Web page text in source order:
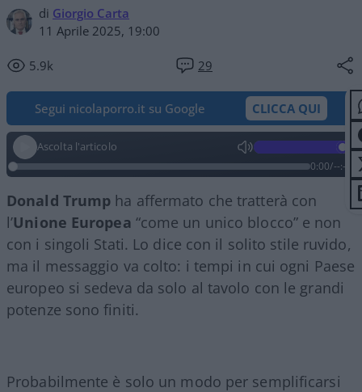
di Giorgio Carta
11 Aprile 2025, 19:00
5.9k 29
Segui nicolaporro.it su Google CLICCA QUI
Ascolta l'articolo
0:00/--:--
Donald Trump ha affermato che tratterà con
l’Unione Europea “come un unico blocco” e non
con i singoli Stati. Lo dice con il solito stile ruvido,
ma il messaggio va colto: i tempi in cui ogni Paese
europeo si sedeva da solo al tavolo con le grandi
potenze sono finiti.
Probabilmente è solo un modo per semplificarsi